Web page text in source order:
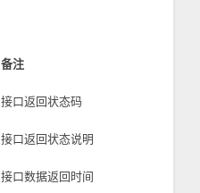
备注
接口返回状态码
接口返回状态说明
接口数据返回时间